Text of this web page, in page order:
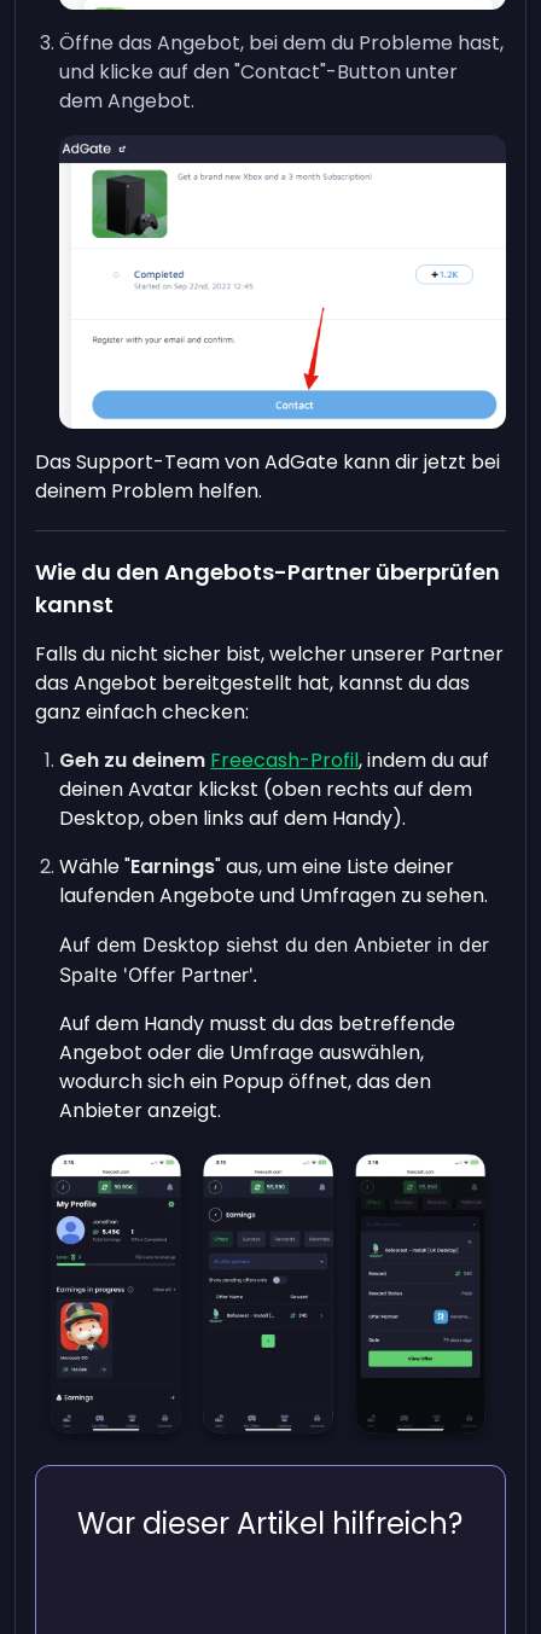
Öffne das Angebot, bei dem du Probleme hast,
und klicke auf den "Contact"-Button unter
dem Angebot.
Das Support-Team von AdGate kann dir jetzt bei
deinem Problem helfen.
Wie du den Angebots-Partner überprüfen
kannst
Falls du nicht sicher bist, welcher unserer Partner
das Angebot bereitgestellt hat, kannst du das
ganz einfach checken:
Geh zu deinem Freecash-Profil, indem du auf
deinen Avatar klickst (oben rechts auf dem
Desktop, oben links auf dem Handy).
Wähle "Earnings" aus, um eine Liste deiner
laufenden Angebote und Umfragen zu sehen.
Auf dem Desktop siehst du den Anbieter in der
Spalte 'Offer Partner'.
Auf dem Handy musst du das betreffende
Angebot oder die Umfrage auswählen,
wodurch sich ein Popup öffnet, das den
Anbieter anzeigt.
War dieser Artikel hilfreich?